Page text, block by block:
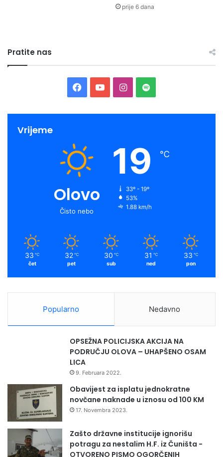
prije 6 dana
Pratite nas
Facebook
YouTubeInstagram
Spotify
Vrijeme
Olovo
Čisto nebo
19 ℃
33º - 19º
53%
1.88 km/h
33 ℃
čet
32 ℃
pet
30 ℃
sub
31 ℃
ned
33 ℃
pon
Popularno Nedavno
OPSEŽNA POLICIJSKA AKCIJA NA
PODRUČJU OLOVA – UHAPŠENO OSAM
LICA
9. Februara 2022.
Obavijest za isplatu jednokratne
novčane naknade u iznosu od 100 KM
17. Novembra 2023.
Zašto državne institucije ignorišu
potragu za nestalim H.F. iz Čuništa -
OTVORENO PISMO OGORČENIH